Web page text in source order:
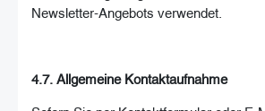
Newsletter-Angebots verwendet.
4.7. Allgemeine Kontaktaufnahme